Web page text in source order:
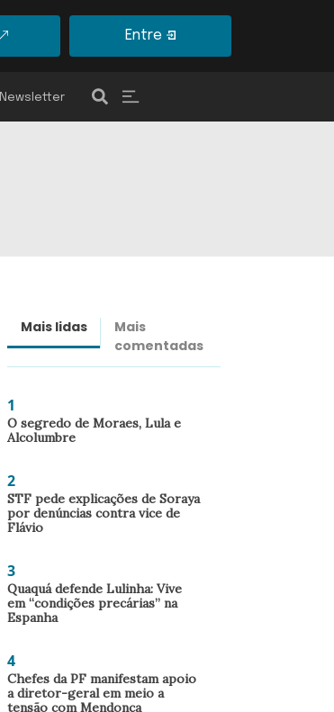
Entre
Newsletter
Mais lidas
Mais
comentadas
1
O segredo de Moraes, Lula e
Alcolumbre
2
STF pede explicações de Soraya
por denúncias contra vice de
Flávio
3
Quaquá defende Lulinha: Vive
em “condições precárias” na
Espanha
4
Chefes da PF manifestam apoio
a diretor-geral em meio a
tensão com Mendonça